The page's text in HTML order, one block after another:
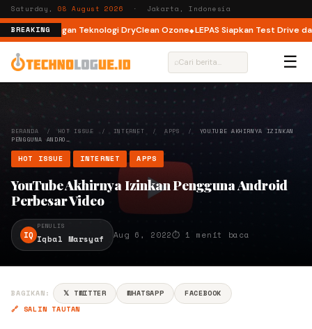
Saturday,08 August 2026 · Jakarta, Indonesia
BREAKING
Load dengan Teknologi DryClean Ozone LEPAS Siapkan Test Drive dan
⌕ ☰
BERANDA / HOT ISSUE / INTERNET / APPS / YOUTUBE AKHIRNYA IZINKAN
PENGGUNA ANDRO…
HOT ISSUE INTERNET APPS
YouTube Akhirnya Izinkan Pengguna Android
Perbesar Video
IQ
PENULIS
Iqbal Marsyaf Aug 6, 2022⏱ 1 menit baca
BAGIKAN: 𝕏 TWITTER WHATSAPP
FACEBOOK
🔗 SALIN TAUTAN